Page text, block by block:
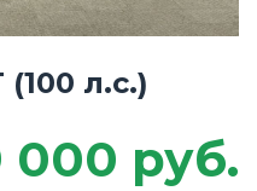
(100 л.с.)
000 руб.